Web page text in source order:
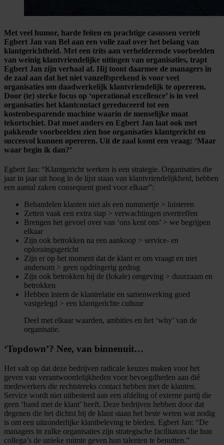
Met veel humor, harde feiten en prachtige casussen vertelt
Egbert Jan van Bel aan een volle zaal over het belang van
klantgerichtheid. Met een trits aan verhelderende voorbeelden
van weinig klantvriendelijke uitingen van organisaties, trapt
Egbert Jan zijn verhaal af. Hij toont daarmee de managers in
de zaal aan dat het niet vanzelfsprekend is voor veel
organisaties om daadwerkelijk klantvriendelijk te opereren.
Door (te) sterke focus op ‘operational excellence’ is in veel
organisaties het klantcontact gereduceerd tot een
kostenbesparende machine waarin de menselijke maat
tekortschiet. Dat moet anders en Egbert Jan laat ook met
pakkende voorbeelden zien hoe organisaties klantgericht en
succesvol kunnen opereren. Uit de zaal komt een vraag: ‘Maar
waar begin ik dan?’
Egbert Jan: “Klantgericht werken is een strategie. Organisaties die
jaar in jaar uit hoog in de lijst staan van klantvriendelijkheid, hebben
een aantal zaken consequent goed voor elkaar”:
Behandelen klanten niet als een nummertje > luisteren
Zetten vaak een extra stap > verwachtingen overtreffen
Brengen het gevoel over van ‘ons kent ons’ > we begrijpen
elkaar
Zijn ook betrokken na een aankoop > service- en
oplossingsgericht
Zijn er op het moment dat de klant er om vraagt en niet
andersom > geen opdringerig gedrag
Zijn ook betrokken bij de (lokale) omgeving > duurzaam en
betrokken
Hebben intern de klantrelatie en samenwerking goed
vastgelegd > een klantgerichte cultuur
Deel met elkaar waarden, ambities en het ‘why’ van de
organisatie.
‘Topdown’? Nee, van binnenuit…
Het valt op dat deze bedrijven radicale keuzes maken voor het
geven van verantwoordelijkheden voor bevoegdheden aan dié
medewerkers die rechtstreeks contact hebben met de klanten.
Service wordt niet uitbesteed aan een afdeling of externe partij die
geen ‘band met de klant’ heeft. Deze bedrijven hebben door dat
degenen die het dichtst bij de klant staan het beste weten wat nodig
is om een uitzonderlijke klantbeleving te bieden. Egbert Jan: “De
managers in zulke organisaties zijn strategische facilitators die hun
collega’s de unieke ruimte geven hun talenten te benutten.”